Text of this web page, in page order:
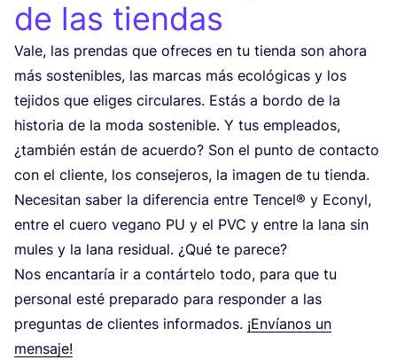
de las tiendas
Vale, las pren­das que ofre­ces en tu tien­da son aho­ra
más sos­te­ni­bles, las mar­cas más eco­ló­gi­cas y los
teji­dos que eli­ges cir­cu­la­res. Estás a bor­do de la
his­to­ria de la moda sos­te­ni­ble. Y tus emplea­dos,
¿tam­bién están de acuer­do? Son el pun­to de con­tac­to
con el clien­te, los con­se­je­ros, la ima­gen de tu tien­da.
Nece­si­tan saber la dife­ren­cia entre Ten­cel® y Econyl,
entre el cue­ro vegano PU y el PVC y entre la lana sin
mules y la lana resi­dual. ¿Qué te parece?
Nos encan­ta­ría ir a con­tár­te­lo todo, para que tu
per­so­nal esté pre­pa­ra­do para res­pon­der a las
pre­gun­tas de clien­tes infor­ma­dos. ¡Envía­nos un
mensaje!